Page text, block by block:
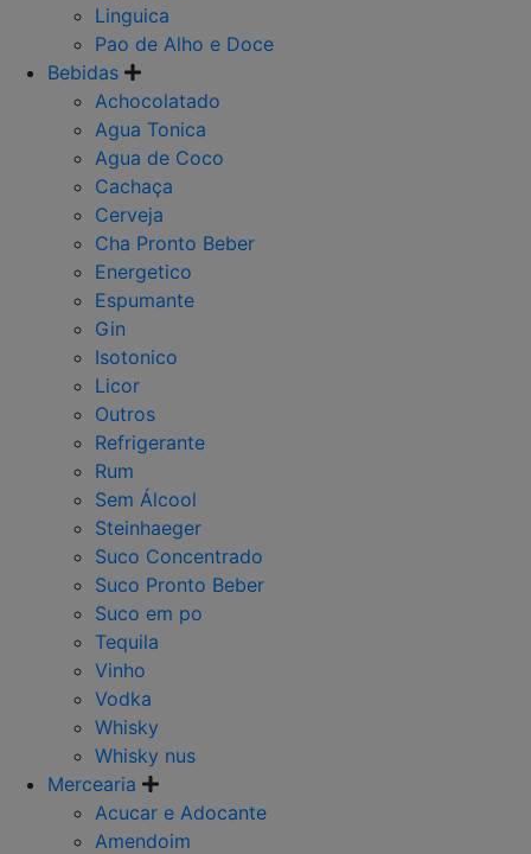
Linguica
Pao de Alho e Doce
Bebidas
Achocolatado
Agua Tonica
Agua de Coco
Cachaça
Cerveja
Cha Pronto Beber
Energetico
Espumante
Gin
Isotonico
Licor
Outros
Refrigerante
Rum
Sem Álcool
Steinhaeger
Suco Concentrado
Suco Pronto Beber
Suco em po
Tequila
Vinho
Vodka
Whisky
Whisky nus
Mercearia
Acucar e Adocante
Amendoim